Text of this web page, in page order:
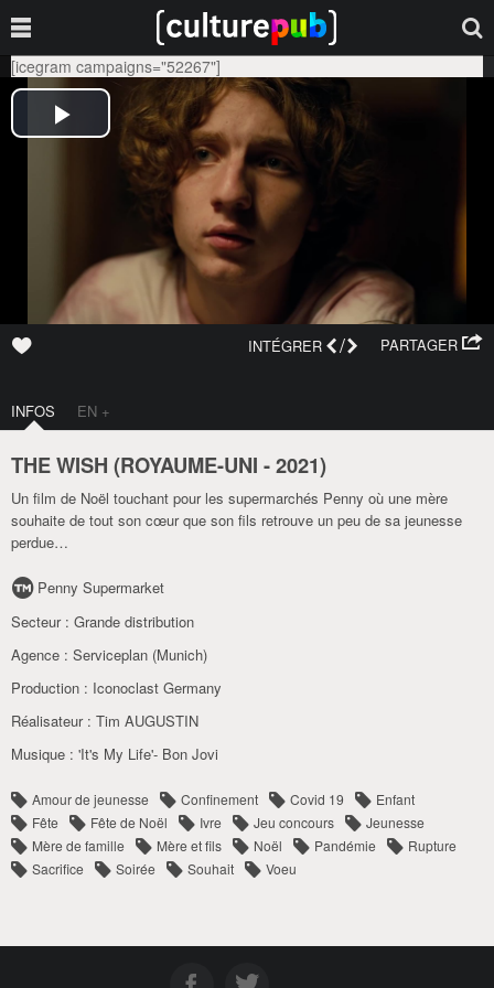
[icegram campaigns="52267"]
PARTAGER
INTÉGRER /
INFOS EN +
THE WISH (ROYAUME-UNI -2021)
Un film de Noël touchant pour les supermarchés Penny où une mère
souhaite de tout son cœur que son fils retrouve un peu de sa jeunesse
perdue…
Penny Supermarket
Secteur : Grande distribution
Agence : Serviceplan (Munich)
Production : Iconoclast Germany
Réalisateur : Tim AUGUSTIN
Musique : 'It's My Life'- Bon Jovi
Amour de jeunesse Confinement Covid 19
Enfant
Fête
Fête de Noël Ivre Jeu concours
Jeunesse
Mère de famille
Mère et fils Noël Pandémie
Rupture
Sacrifice
Soirée Souhait Voeu